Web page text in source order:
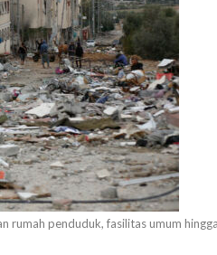
rumah penduduk, fasilitas umum